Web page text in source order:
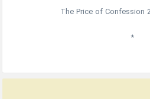
The Price of Confession
*